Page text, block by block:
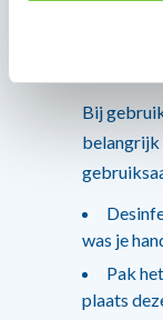
Bij
belangrijk
was je
Pak
plaats